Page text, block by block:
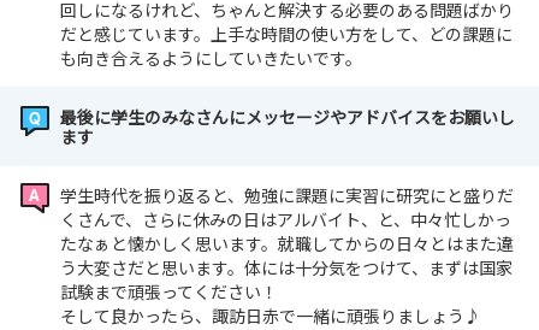
回しになるけれど、ちゃんと解決する必要のある問題ばかり
だと感じています。上手な時間の使い方をして、どの課題に
も向き合えるようにしていきたいです。
最後に学生のみなさんにメッセージやアドバイスをお願いし
ます
学生時代を振り返ると、勉強に課題に実習に研究にと盛りだ
くさんで、さらに休みの日はアルバイト、と、中々忙しかっ
たなぁと懐かしく思います。就職してからの日々とはまた違
う大変さだと思います。体には十分気をつけて、まずは国家
試験まで頑張ってください！
そして良かったら、諏訪日赤で一緒に頑張りましょう♪